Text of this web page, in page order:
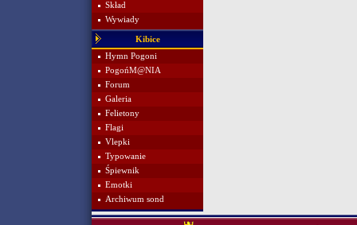
Skład
Wywiady
Kibice
Hymn Pogoni
PogońM@NIA
Forum
Galeria
Felietony
Flagi
Vlepki
Typowanie
Śpiewnik
Emotki
Archiwum sond